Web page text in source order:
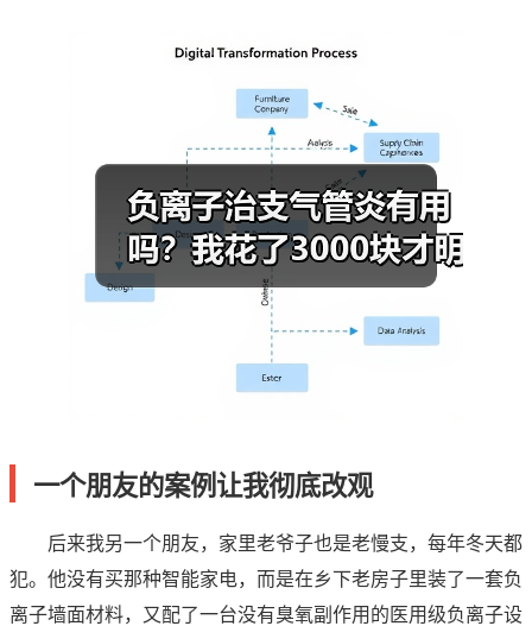
一个朋友的案例让我彻底改观
后来我另一个朋友，家里老爷子也是老慢支，每年冬天都
犯。他没有买那种智能家电，而是在乡下老房子里装了一套负
离子墙面材料，又配了一台没有臭氧副作用的医用级负离子设